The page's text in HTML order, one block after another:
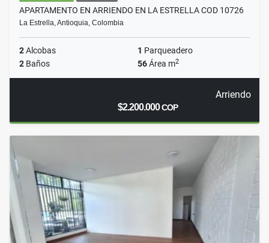
APARTAMENTO EN ARRIENDO EN LA ESTRELLA COD 10726
La Estrella, Antioquia, Colombia
2Alcobas 1 Parqueadero
2 Baños 56Área m2
Arriendo
$2.200.000COP